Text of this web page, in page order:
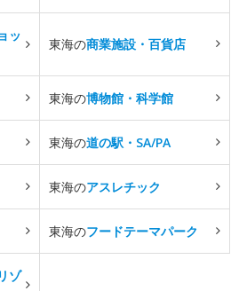
ッ
東海の商業施設・百貨店
東海の博物館・科学館
東海の道の駅・SA/PA
東海のアスレチック
東海のフードテーマパーク
ゾ